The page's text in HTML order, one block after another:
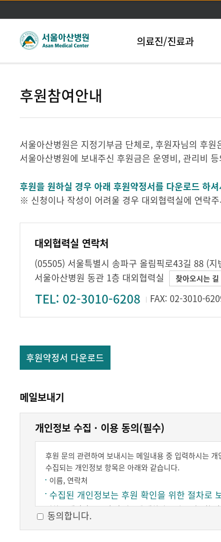
본문바로가기
의료진/진료과
후원참여안내
서울아산병원은 지정기부금 단체로, 후원자님의 후
서울아산병원에 보내주신 후원금은 운영비, 관리비
후원을 원하실 경우 아래 후원약정서를 다운로드 하
※ 신청이나 작성이 어려울 경우 대외협력실에 연락
대외협력실 연락처
(05505) 서울특별시 송파구 올림픽로43길 88 (
서울아산병원 동관 1층 대외협력실
찾아오시는 길
TEL: 02-3010-6208 FAX: 02-3010-
후원약정서 다운로드
메일보내기
개인정보 수집 · 이용 동의(필수)
후원 문의 관련하여 보내시는 메일내용 중 입력하시는
수집되는 개인정보 항목은 아래와 같습니다.
이름, 연락처
수집된 개인정보는 후원 확인을 위한 절차로
귀하는 개인정보 수집 및 이용에 대하여 동의를 거부할
동의합니다.